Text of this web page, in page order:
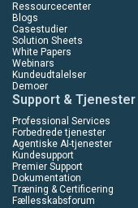
Ressourcecenter
Blogs
Casestudier
Solution Sheets
White Papers
Webinars
Kundeudtalelser
Demoer
Support & Tjenester
Professional Services
Forbedrede tjenester
Agentiske AI-tjenester
Kundesupport
Premier Support
Dokumentation
Træning & Certificering
Fællesskabsforum